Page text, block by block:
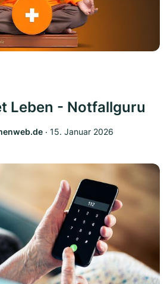
Leben - Notfallguru
‧ 15. Januar 2026